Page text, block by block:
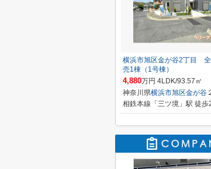
横浜市旭区金が谷2丁目 全
売1棟（1号棟）
4,880万円 4LDK/93.57㎡
神奈川県横浜市旭区金が谷
相鉄本線「三ツ境」駅 徒歩